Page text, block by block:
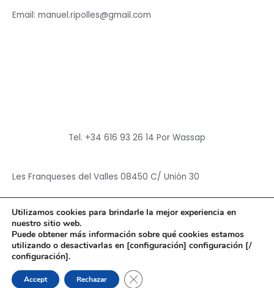
Email: manuel.ripolles@gmail.com
Tel. +34 616 93 26 14 Por Wassap
Les Franqueses del Valles 08450 C/ Unión 30
Copyright © 2026Hun Yuan Chen
Powered byHun Yuan Chen
Utilizamos cookies para brindarle la mejor experiencia en
nuestro sitio web.
Puede obtener más información sobre qué cookies estamos
utilizando o desactivarlas en [configuración] configuración [/
configuración].
Accept Rechazar CERRAR EL BANNER DE